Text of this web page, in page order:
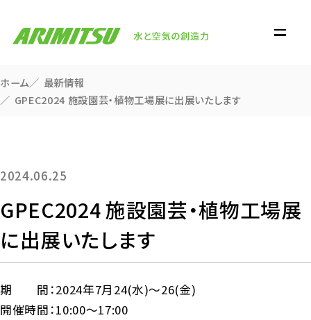
ホーム
最新情報
GPEC2024 施設園芸・植物工場展に出展いたします
2024.06.25
GPEC2024 施設園芸・植物工場展
に出展いたします
期 間：2024年7月24(水)～26(金)
開催時間：10:00～17:00